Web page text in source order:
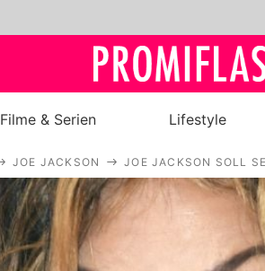
Royals
Stars
Filme & Serien Lifestyle
JOE JACKSON JOE JACKSON SOLL